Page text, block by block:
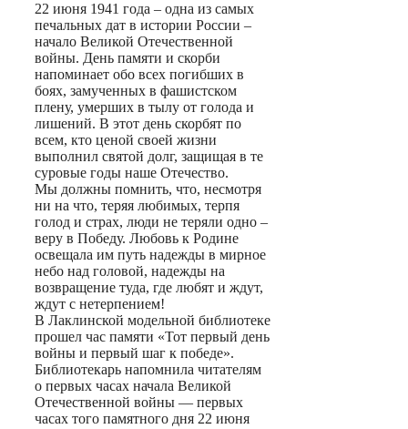
22 июня 1941 года – одна из самых
печальных дат в истории России –
начало Великой Отечественной
войны. День памяти и скорби
напоминает обо всех погибших в
боях, замученных в фашистском
плену, умерших в тылу от голода и
лишений. В этот день скорбят по
всем, кто ценой своей жизни
выполнил святой долг, защищая в те
суровые годы наше Отечество.
Мы должны помнить, что, несмотря
ни на что, теряя любимых, терпя
голод и страх, люди не теряли одно –
веру в Победу. Любовь к Родине
освещала им путь надежды в мирное
небо над головой, надежды на
возвращение туда, где любят и ждут,
ждут с нетерпением!
В Лаклинской модельной библиотеке
прошел час памяти «Тот первый день
войны и первый шаг к победе».
Библиотекарь напомнила читателям
о первых часах начала Великой
Отечественной войны — первых
часах того памятного дня 22 июня